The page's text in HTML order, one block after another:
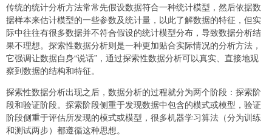
传统的统计分析方法常常先假设数据符合一种统计模型，然后依据数
据样本来估计模型的一些参数及统计量，以此了解数据的特征，但实
际中往往有很多数据并不符合假设的统计模型分布，导致数据分析结
果不理想。探索性数据分析则是一种更加贴合实际情况的分析方法，
它强调让数据自身“说话”，通过探索性数据分析可以真实、直接地观
察到数据的结构和特征。
探索性数据分析出现之后，数据分析的过程就分为两个阶段：探索阶
段和验证阶段。探索阶段侧重于发现数据中包含的模式或模型，验证
阶段侧重于评估所发现的模式或模型，很多机器学习算法（分为训练
和测试两步）都遵循这种思想。